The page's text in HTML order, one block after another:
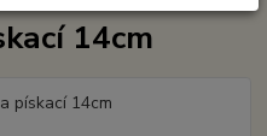
14cm